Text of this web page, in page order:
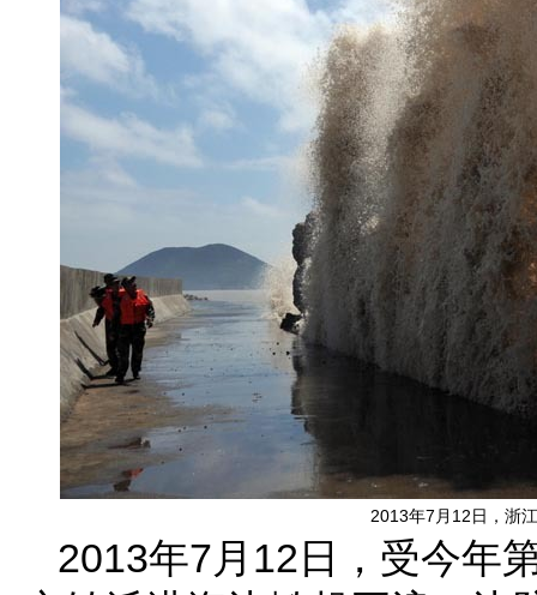
2013年7月12日，浙
2013年7月12日，受今年